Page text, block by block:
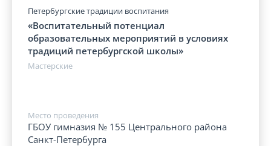
Петербургские традиции воспитания
«Воспитательный потенциал
образовательных мероприятий в условиях
традиций петербургской школы»
Мастерские
Место проведения
ГБОУ гимназия № 155 Центрального района
Санкт-Петербурга